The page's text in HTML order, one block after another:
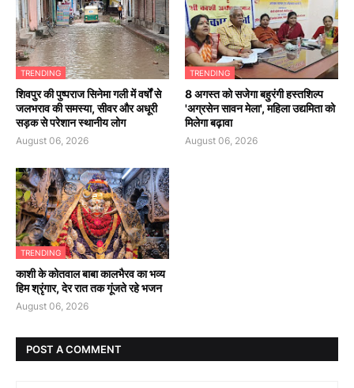
TRENDING
शिवपुर की पुष्पराज सिनेमा गली में वर्षों से
जलभराव की समस्या, सीवर और अधूरी
सड़क से परेशान स्थानीय लोग
August 06, 2026
TRENDING
8 अगस्त को सजेगा बहुरंगी हस्तशिल्प
'अग्रसेन सावन मेला', महिला उद्यमिता को
मिलेगा बढ़ावा
August 06, 2026
TRENDING
काशी के कोतवाल बाबा कालभैरव का भव्य
हिम श्रृंगार, देर रात तक गूंजते रहे भजन
August 06, 2026
POST A COMMENT